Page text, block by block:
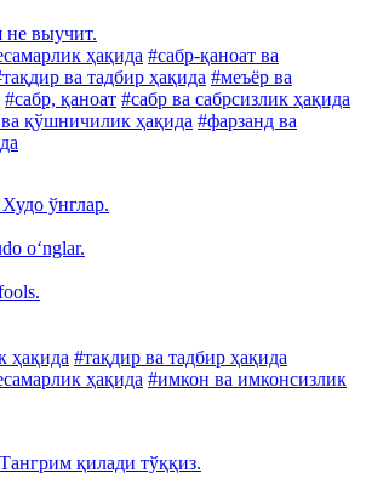
не выучит.
ҳақида #сабр-қаноат ва
ва тадбир ҳақида #меъёр ва
#сабр, қаноат #сабр ва сабрсизлик ҳақида
қўшничилик ҳақида #фарзанд ва
ўнглар.
o‘nglar.
ҳақида #тақдир ва тадбир ҳақида
ҳақида #имкон ва имконсизлик
қилади тўққиз.